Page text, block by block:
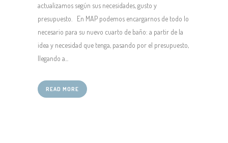
actualizamos según sus necesidades, gusto y
presupuesto. En MAP podemos encargarnos de todo lo
necesario para su nuevo cuarto de baño: a partir de la
idea y necesidad que tenga, pasando por el presupuesto,
llegando a...
READ MORE